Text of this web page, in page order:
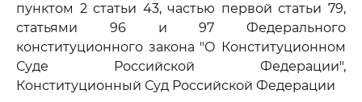
пунктом 2 статьи 43, частью первой статьи 79,
статьями 96 и 97 Федерального
конституционного закона "О Конституционном
Суде Российской Федерации",
Конституционный Суд Российской Федерации